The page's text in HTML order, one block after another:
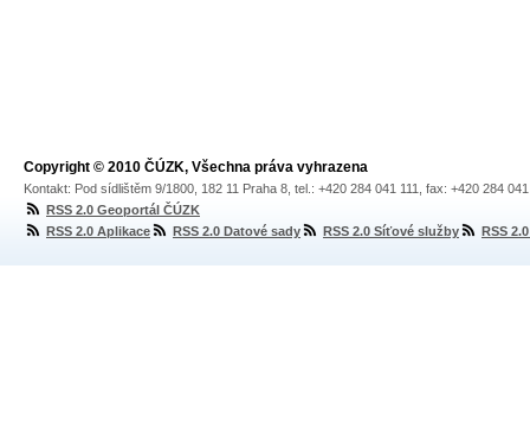
Copyright © 2010 ČÚZK, Všechna práva vyhrazena
Kontakt: Pod sídlištěm 9/1800, 182 11 Praha 8, tel.: +420 284 041 111, fax: +420 284
RSS 2.0 Geoportál ČÚZK
RSS 2.0 Aplikace
RSS 2.0 Datové sady RSS 2.0 Síťové služby RSS